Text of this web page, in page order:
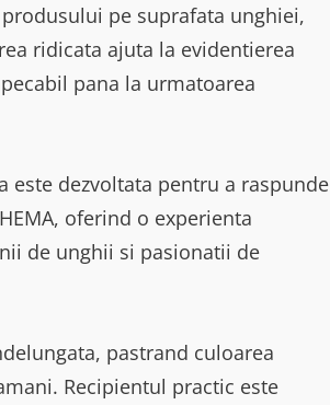
pe suprafata unghiei,
ridicata ajuta la evidentierea
pana la urmatoarea
este dezvoltata pentru a raspunde
oferind o experienta
de unghii si pasionatii de
pastrand culoarea
Recipientul practic este